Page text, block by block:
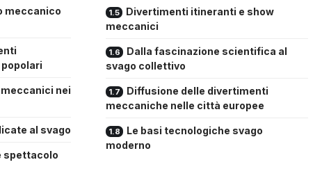
meccanico
nei
al svago
spettacolo
Divertimenti itineranti e show
meccanici
Dalla fascinazione scientifica al
svago collettivo
Diffusione delle divertimenti
meccaniche nelle città europee
Le basi tecnologiche svago
moderno